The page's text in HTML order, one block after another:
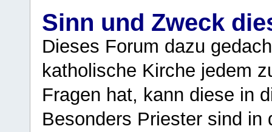
Sinn und Zweck
Dieses Forum dazu
katholische Kirche jedem
Fragen hat, kann diese in
Besonders Priester sind in